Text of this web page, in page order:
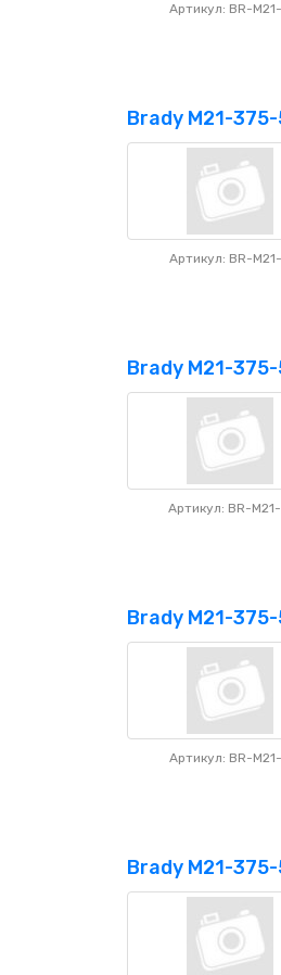
Артикул: BR-
Brady M21-
Артикул: BR-
Brady M21-
Артикул: BR-
Brady M21-
Артикул: BR-
Brady M21-